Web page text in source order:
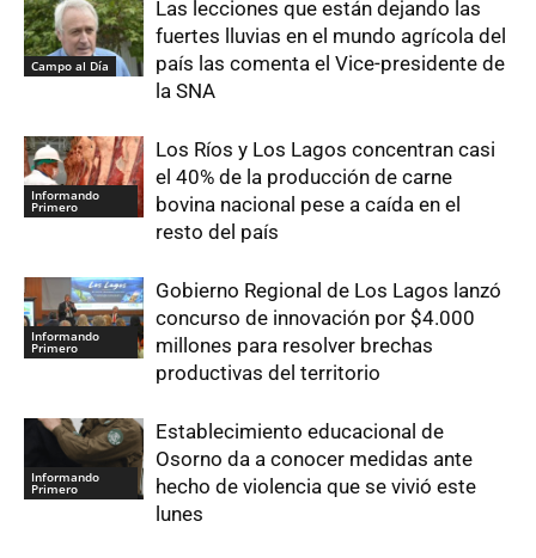
Campo al Día
Las lecciones que están dejando las
fuertes lluvias en el mundo agrícola del
país las comenta el Vice-presidente de
la SNA
Informando
Primero
Los Ríos y Los Lagos concentran casi
el 40% de la producción de carne
bovina nacional pese a caída en el
resto del país
Informando
Primero
Gobierno Regional de Los Lagos lanzó
concurso de innovación por $4.000
millones para resolver brechas
productivas del territorio
Informando
Primero
Establecimiento educacional de
Osorno da a conocer medidas ante
hecho de violencia que se vivió este
lunes